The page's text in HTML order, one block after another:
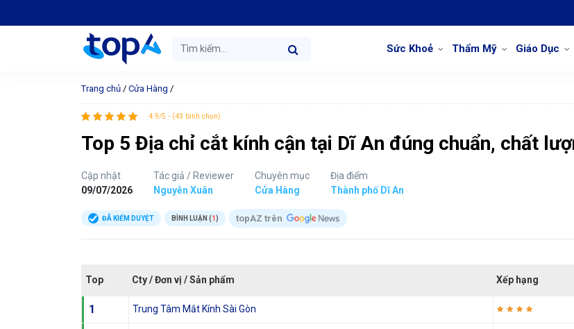
Sức Khoẻ Thẩm Mỹ Giáo Dục
Trang chủ / Cửa Hàng /
4.9/5 - (43 bình chọn)
Top 5 Địa chỉ cắt kính cận tại Dĩ An đúng chuẩn, chất
Cập nhật
09/07/2026
Tác giả / Reviewer
Nguyễn Xuân
Chuyên mục
Cửa Hàng
Địa điểm
Thành phố Dĩ An
ĐÃ KIỂM DUYỆT BÌNH LUẬN (1) topAZ trên
Top Cty / Đơn vị / Sản phẩm Xếp hạng
1 Trung Tâm Mắt Kính Sài Gòn